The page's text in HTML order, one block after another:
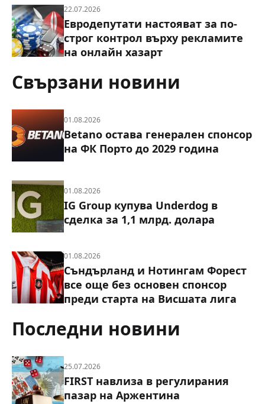
22.07.2026
Евродепутати настояват за по-
строг контрол върху рекламите
на онлайн хазарт
Свързани новини
01.08.2026
Betano остава генерален спонсор
на ФК Порто до 2029 година
01.08.2026
IG Group купува Underdog в
сделка за 1,1 млрд. долара
01.08.2026
Съндърланд и Нотингам Форест
все още без основен спонсор
преди старта на Висшата лига
Последни новини
25.07.2026
FIRST навлиза в регулирания
пазар на Аржентина